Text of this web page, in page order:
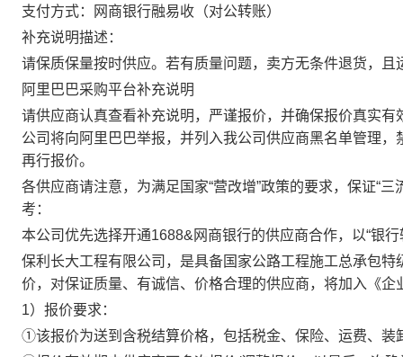
支付方式：网商银行融易收（对公转账）
补充说明描述：
请保质保量按时供应。若有质量问题，卖方无条件退货，且
阿里巴巴采购平台补充说明
请供应商认真查看补充说明，严谨报价，并确保报价真实
公司将向阿里巴巴举报，并列入我公司供应商黑名单管理
再行报价。
各供应商请注意，为满足国家“营改增”政策的要求，保证“
考：
本公司优先选择开通1688&网商银行的供应商合作，以“银行
保利长大工程有限公司，是具备国家公路工程施工总承包
价，对保证质量、有诚信、价格合理的供应商，将加入《
1）报价要求：
①该报价为送到含税结算价格，包括税金、保险、运费、装